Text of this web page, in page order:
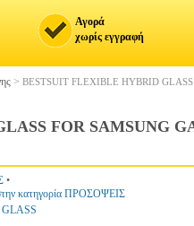
Αγορά
χωρίς εγγραφή
> BESTSUIT FLEXIBLE HYBRID
FOR SAMSUNG
•
κατηγορία ΠΡΟΣΟΨΕΙΣ